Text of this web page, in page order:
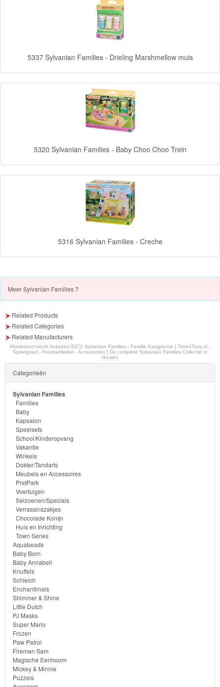
Spiderman
Disney
Batman
Goede
Kitty
Blaze
Looney
tunes
Minions
Ben
10
Fairies
Megabloks
Monster
High
My
Little
Pony
Finding
Dory
Planes
Sofia
het
prinsesje
Barbie
Bob
5337 Sylvanian Families - Drieling Marshmellow muis
5320 Sylvanian Families - Baby Choo Choo Trein
5316 Sylvanian Families - Creche
MeerSylvanian Families ?
Related Products
Related Categories
Related Manufacturers
Momenteel wordt bekeken:5272 Sylvanian Families - Familie Kangoeroe | Time4Toys.nl -
Speelgoed - Feestartikelen - Accessoires | De complete Sylvanian Families Collectie in
Houten
Categorieën
Sylvanian Families
Families
Baby
Kapsalon
Speelsets
School/Kinderopvang
Vakantie
Winkels
Dokter/Tandarts
Meubels en Accessoires
PretPark
Voertuigen
Seizoenen/Specials
Verrassinszakjes
Chocolade Konijn
Huis en Inrichting
Town Series
Aquabeads
Baby Born
Baby Annabell
Knuffels
Schleich
Enchantimals
Shimmer & Shine
Little Dutch
PJ Masks
Super Mario
Frozen
Paw Patrol
Fireman Sam
Magische Eenhoorn
Mickey & Minnie
Puzzels